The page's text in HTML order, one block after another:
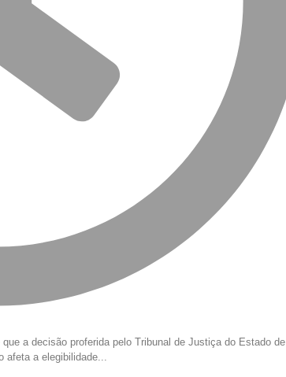
a decisão proferida pelo Tribunal de Justiça do Estado de
a elegibilidade...